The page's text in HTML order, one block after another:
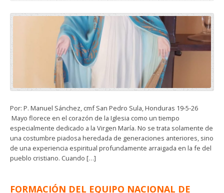
Por: P. Manuel Sánchez, cmf San Pedro Sula, Honduras 19-5-26
Mayo florece en el corazón de la Iglesia como un tiempo
especialmente dedicado a la Virgen María. No se trata solamente de
una costumbre piadosa heredada de generaciones anteriores, sino
de una experiencia espiritual profundamente arraigada en la fe del
pueblo cristiano. Cuando […]
FORMACIÓN DEL EQUIPO NACIONAL DE